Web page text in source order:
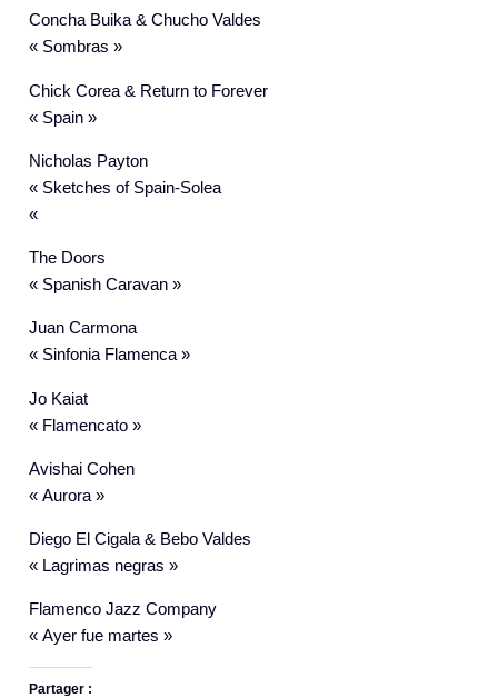
Concha Buika & Chucho Valdes
« Sombras »
Chick Corea & Return to Forever
« Spain »
Nicholas Payton
« Sketches of Spain-Solea
«
The Doors
« Spanish Caravan »
Juan Carmona
« Sinfonia Flamenca »
Jo Kaiat
« Flamencato »
Avishai Cohen
« Aurora »
Diego El Cigala & Bebo Valdes
« Lagrimas negras »
Flamenco Jazz Company
« Ayer fue martes »
Partager :